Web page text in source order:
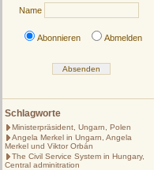
Name
Abonnieren Abmelden
Schlagworte
Ministerpräsident, Ungarn, Polen
Angela Merkel in Ungarn, Angela
Merkel und Viktor Orbán
The Civil Service System in Hungary,
Central adminitration